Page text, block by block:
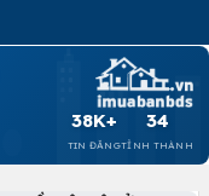
38K+
TIN ĐĂNG
34
TỈNH THÀNH